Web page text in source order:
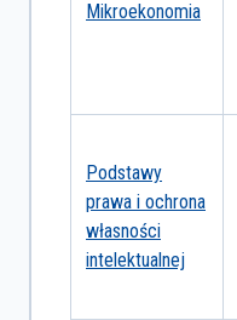
Mikroekonomia
Podstawy
prawa i ochrona
własności
intelektualnej